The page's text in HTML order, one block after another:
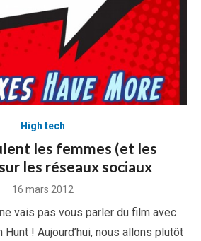
High tech
les femmes (et les
les réseaux sociaux
Posted
16 mars 2012
ne vais pas vous parler du film avec
! Aujourd’hui, nous allons plutôt